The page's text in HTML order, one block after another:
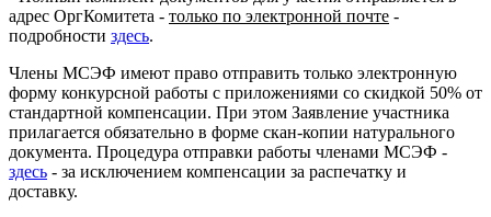
адрес ОргКомитета - только по электронной почте -
подробности здесь.
Члены МСЭФ имеют право отправить только электронную
форму конкурсной работы с приложениями со скидкой 50% от
стандартной компенсации. При этом Заявление участника
прилагается обязательно в форме скан-копии натурального
документа. Процедура отправки работы членами МСЭФ -
здесь - за исключением компенсации за распечатку и
доставку.